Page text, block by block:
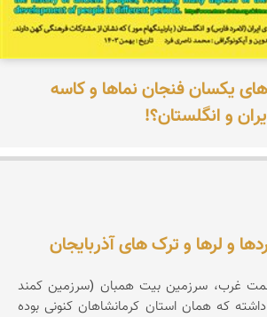
یکسان فنجان نماها و کاسه
و انگلستان؟!
و لرها و ترک های آذربایجان
سمت غرب، سرزمین بیت همبان (سرزمین کمند
داشته که همان استان کرمانشاهان کنونی بوده